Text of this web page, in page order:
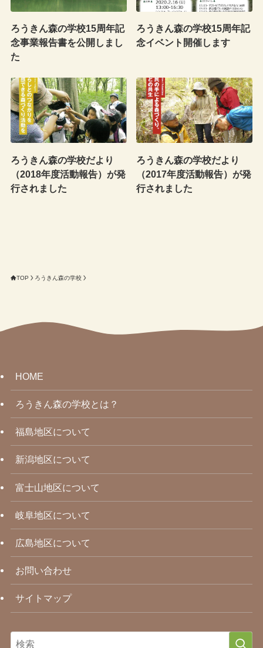
ろうきん森の学校15周年記
念事業報告書を公開しまし
た
ろうきん森の学校15周年記
念イベント開催します
ろうきん森の学校だより
（2018年度活動報告）が発
行されました
ろうきん森の学校だより
（2017年度活動報告）が発
行されました
TOP ろうきん森の学校
HOME
ろうきん森の学校とは？
福島地区について
新潟地区について
富士山地区について
岐阜地区について
広島地区について
お問い合わせ
サイトマップ